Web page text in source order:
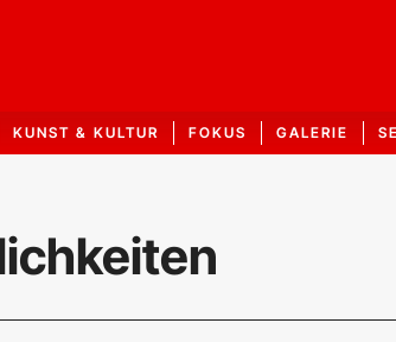
KUNST & KULTUR FOKUS GALERIE